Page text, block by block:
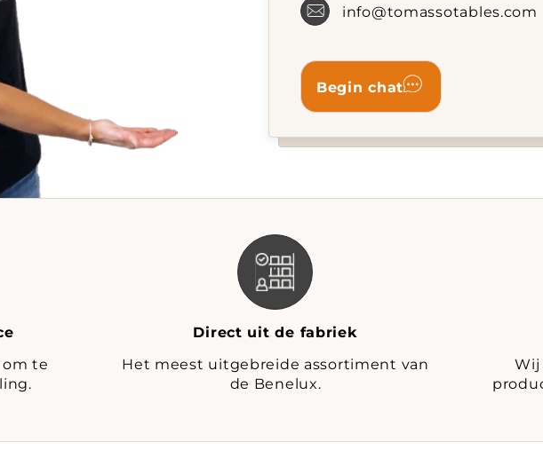
info@tomassotables.com
te
Direct uit de fabriek
Het meest uitgebreide assortiment van
de Benelux.
Wij